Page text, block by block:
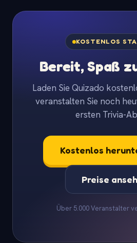
KOSTENLOS
Bereit, Spaß
Laden Sie Quizado
veranstalten Sie noch
ersten Trivia-
Kostenlos
Preise
Über 5.000 Veranstalter